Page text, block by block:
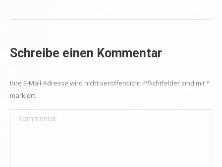
Schreibe einen Kommentar
Ihre E-Mail-Adresse wird nicht veröffentlicht. Pflichtfelder sind mit*
markiert.
Kommentar